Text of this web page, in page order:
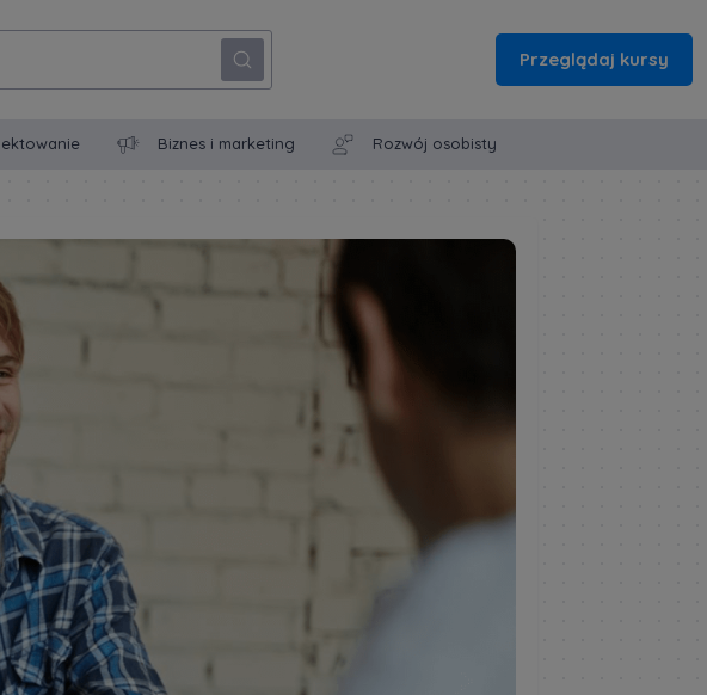
Przeglądaj kursy
Biznes i marketing Rozwój osobisty